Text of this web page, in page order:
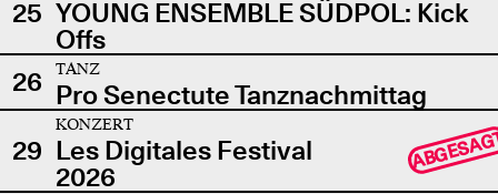
25 YOUNG ENSEMBLE SÜDPOL: Kick
Offs
26
TANZ
Pro Senectute Tanznachmittag
29
KONZERT
Les Digitales Festival
2026